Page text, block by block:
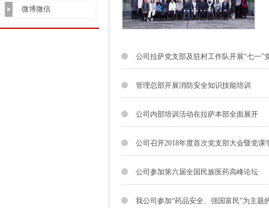
微博微信
公司拉萨党支部及驻村工作队开展“七一”
管理总部开展消防安全知识技能培训
公司内部培训活动在拉萨本部全面展开
公司召开2018年度首次党支部大会暨党课
公司参加第六届全国民族医药高峰论坛
我公司参加“药品安全、强国富民”为主题